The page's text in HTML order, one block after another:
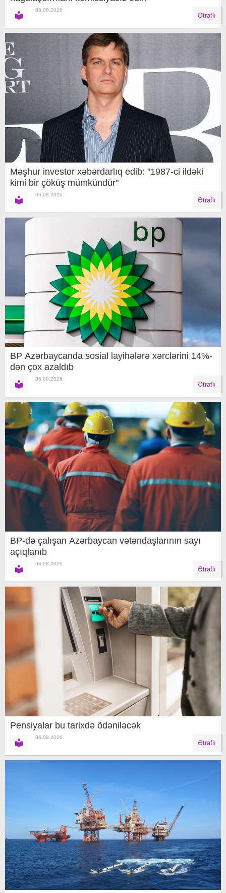
06.08.2026
Ətraflı
Məşhur investor xəbərdarlıq edib: "1987-ci ildəki
kimi bir çöküş mümkündür"
06.08.2026
Ətraflı
BP Azərbaycanda sosial layihələrə xərclərini 14%-
dən çox azaldıb
06.08.2026
Ətraflı
BP-də çalışan Azərbaycan vətəndaşlarının sayı
açıqlanıb
06.08.2026
Ətraflı
Pensiyalar bu tarixdə ödəniləcək
06.08.2026
Ətraflı